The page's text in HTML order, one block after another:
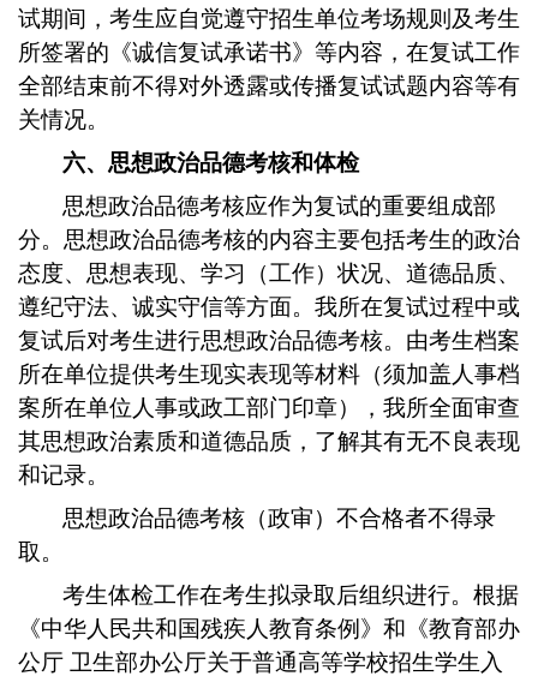
试期间，考生应自觉遵守招生单位考场规则及考生
所签署的《诚信复试承诺书》等内容，在复试工作
全部结束前不得对外透露或传播复试试题内容等有
关情况。
六、思想政治品德考核和体检
思想政治品德考核应作为复试的重要组成部
分。思想政治品德考核的内容主要包括考生的政治
态度、思想表现、学习（工作）状况、道德品质、
遵纪守法、诚实守信等方面。我所在复试过程中或
复试后对考生进行思想政治品德考核。由考生档案
所在单位提供考生现实表现等材料（须加盖人事档
案所在单位人事或政工部门印章），我所全面审查
其思想政治素质和道德品质，了解其有无不良表现
和记录。
思想政治品德考核（政审）不合格者不得录
取。
考生体检工作在考生拟录取后组织进行。根据
《中华人民共和国残疾人教育条例》和《教育部办
公厅 卫生部办公厅关于普通高等学校招生学生入